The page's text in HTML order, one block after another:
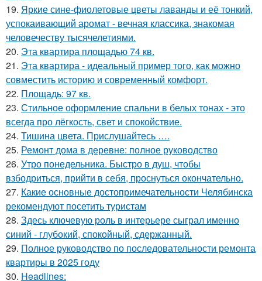
19. Яркие сине-фиолетовые цветы лаванды и её тонкий,
успокаивающий аромат - вечная классика, знакомая
человечеству тысячелетиями.
20. Эта квартира площадью 74 кв.
21. Эта квартира - идеальный пример того, как можно
совместить историю и современный комфорт.
22. Площадь: 97 кв.
23. Стильное оформление спальни в белых тонах - это
всегда про лёгкость, свет и спокойствие.
24. Тишина цвета. Прислушайтесь ….
25. Ремонт дома в деревне: полное руководство
26. Утро понедельника. Быстро в душ, чтобы
взбодриться, прийти в себя, проснуться окончательно.
27. Какие основные достопримечательности Челябинска
рекомендуют посетить туристам
28. Здесь ключевую роль в интерьере сыграл именно
синий - глубокий, спокойный, сдержанный.
29. Полное руководство по последовательности ремонта
квартиры в 2025 году
30. Headlines: